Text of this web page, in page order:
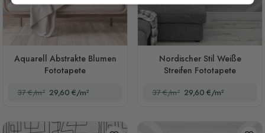
Aquarell Abstrakte Blumen
Fototapete
37 €/m² 29,60 €/m²
Nordischer Stil Weiße
Streifen Fototapete
37 €/m² 29,60 €/m²